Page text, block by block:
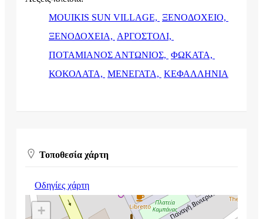
MOUIKIS SUN VILLAGE, ΞΕΝΟΔΟΧΕΙΟ,
ΞΕΝΟΔΟΧΕΙΑ, ΑΡΓΟΣΤΟΛΙ,
ΠΟΤΑΜΙΑΝΟΣ ΑΝΤΩΝΙΟΣ, ΦΩΚΑΤΑ,
ΚΟΚΟΛΑΤΑ, ΜΕΝΕΓΑΤΑ, ΚΕΦΑΛΛΗΝΙΑ
Τοποθεσία χάρτη
Οδηγίες χάρτη
+